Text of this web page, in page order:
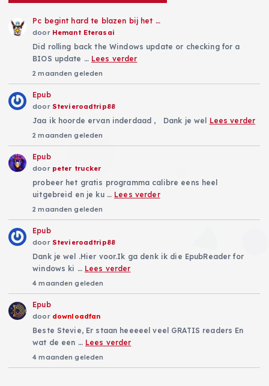
Pc begint hard te blazen bij het …
door Hemant Eterasai
Did rolling back the Windows update or checking for a
BIOS update … Lees verder
2 maanden geleden
Epub
door Stevieroadtrip88
Jaa ik hoorde ervan inderdaad , Dank je wel Lees verder
2 maanden geleden
Epub
door peter trucker
probeer het gratis programma calibre eens heel
uitgebreid en je ku … Lees verder
2 maanden geleden
Epub
door Stevieroadtrip88
Dank je wel .Hier voor.Ik ga denk ik die EpubReader for
windows ki … Lees verder
4 maanden geleden
Epub
door downloadfan
Beste Stevie, Er staan heeeeel veel GRATIS readers En
wat de een … Lees verder
4 maanden geleden